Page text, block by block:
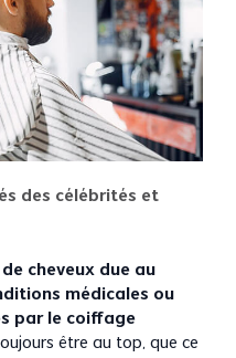
des célébrités et
cheveux due au
médicales ou
par le coiffage
être au top, que ce